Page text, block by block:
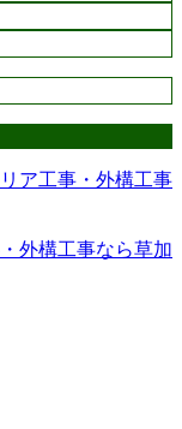
外構工事なら草加